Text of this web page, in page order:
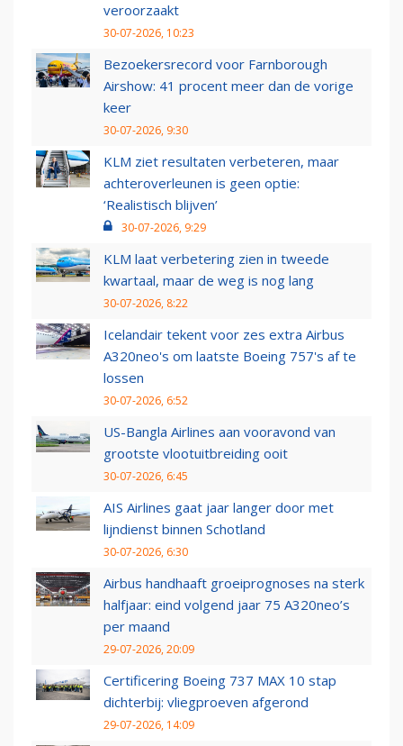
veroorzaakt
30-07-2026, 10:23
Bezoekersrecord voor Farnborough
Airshow: 41 procent meer dan de vorige
keer
30-07-2026, 9:30
KLM ziet resultaten verbeteren, maar
achteroverleunen is geen optie:
‘Realistisch blijven’
30-07-2026, 9:29
KLM laat verbetering zien in tweede
kwartaal, maar de weg is nog lang
30-07-2026, 8:22
Icelandair tekent voor zes extra Airbus
A320neo's om laatste Boeing 757's af te
lossen
30-07-2026, 6:52
US-Bangla Airlines aan vooravond van
grootste vlootuitbreiding ooit
30-07-2026, 6:45
AIS Airlines gaat jaar langer door met
lijndienst binnen Schotland
30-07-2026, 6:30
Airbus handhaaft groeiprognoses na sterk
halfjaar: eind volgend jaar 75 A320neo’s
per maand
29-07-2026, 20:09
Certificering Boeing 737 MAX 10 stap
dichterbij: vliegproeven afgerond
29-07-2026, 14:09